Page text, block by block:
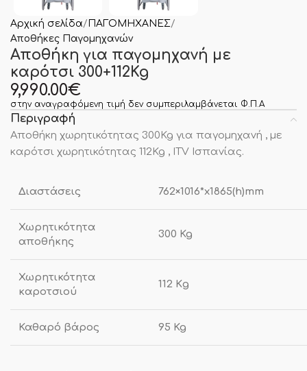
Αρχική σελίδα
ΠΑΓΟΜΗΧΑΝΕΣ
Αποθήκες Παγομηχανών
Αποθήκη για παγομηχανή με
καρότσι 300+112Kg
9,990.00€
στην αναγραφόμενη τιμή δεν συμπεριλαμβάνεται Φ.Π.Α
Περιγραφή
Αποθήκη χωρητικότητας 300Kg για παγομηχανή , με
καρότσι χωρητικότητας 112Kg , ITV Ισπανίας.
Διαστάσεις 762×1016*x1865(h)mm
Χωρητικότητα
αποθήκης
300 Kg
Χωρητικότητα
καροτσιού
112 Κg
Καθαρό βάρος 95 Kg